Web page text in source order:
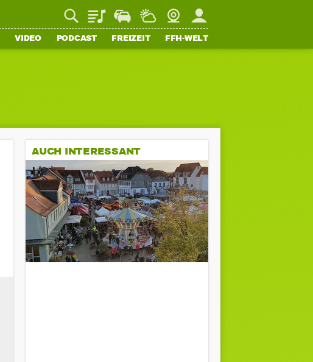
PlaylistStaupilotWetterWebcamMein FFH
VIDEO PODCAST FREIZEIT FFH-WELT
AUCH INTERESSANT